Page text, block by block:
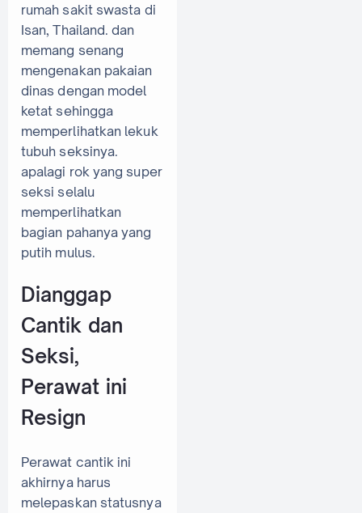
rumah sakit swasta di
Isan, Thailand. dan
memang senang
mengenakan pakaian
dinas dengan model
ketat sehingga
memperlihatkan lekuk
tubuh seksinya.
apalagi rok yang super
seksi selalu
memperlihatkan
bagian pahanya yang
putih mulus.
Dianggap
Cantik dan
Seksi,
Perawat ini
Resign
Perawat cantik ini
akhirnya harus
melepaskan statusnya